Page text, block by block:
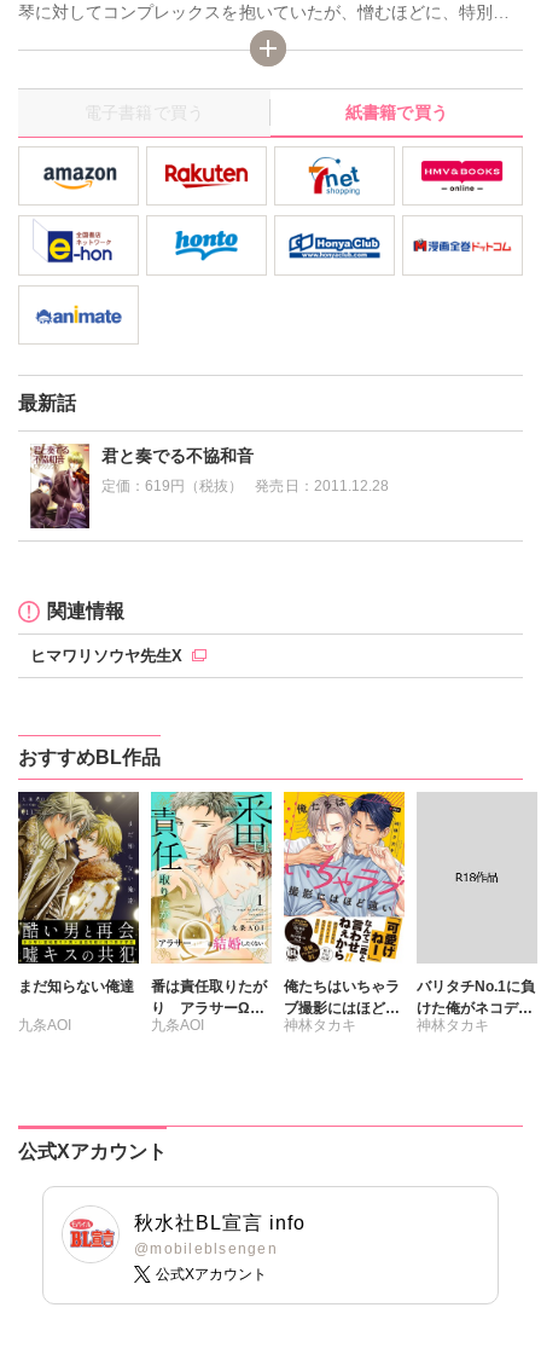
琴に対してコンプレックスを抱いていたが、憎むほどに、特別で
大切な存在になっていた。そんなある日、斎は琴を守るため、琴
の叔父・弓弦とカラダの関係を結んでしまう。すれ違う琴と斎。
果たして二人の行く末は…？ 痛いくらいに切ない、「ミューズに
祝福されし者」のスピンオフシリーズ。
電子書籍で買う 紙書籍で買う
最新話
君と奏でる不協和音
定価：619円（税抜） 発売日： 2011.12.28
関連情報
ヒマワリソウヤ先生X
おすすめBL作品
まだ知らない俺達
九条AOI
番は責任取りたが
り アラサーΩは
結婚したくない
九条AOI
俺たちはいちゃラ
ブ撮影にはほど遠
い
神林タカキ
バリタチNo.1に負
けた俺がネコデビ
ューするまで【R
神林タカキ
公式Xアカウント
秋水社BL宣言 info
@mobileblsengen
公式Xアカウント